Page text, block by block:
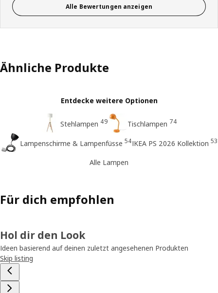
Alle Bewertungen anzeigen
Ähnliche Produkte
Entdecke weitere Optionen
Stehlampen 49 Tischlampen 74
Lampenschirme & Lampenfüsse 54IKEA PS 2026 Kollektion 53
Alle Lampen
Für dich empfohlen
Hol dir den Look
Ideen basierend auf deinen zuletzt angesehenen Produkten
Skip listing